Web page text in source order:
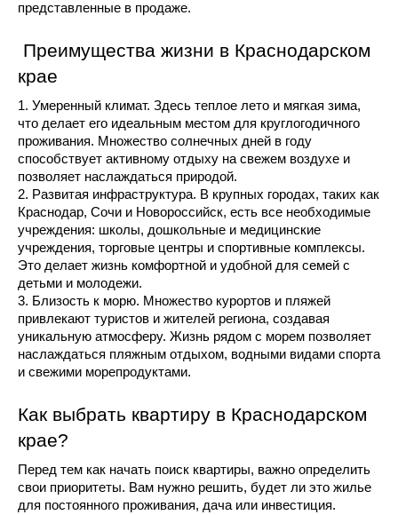
представленные в продаже.
Преимущества жизни в Краснодарском
крае
1. Умеренный климат. Здесь теплое лето и мягкая зима,
что делает его идеальным местом для круглогодичного
проживания. Множество солнечных дней в году
способствует активному отдыху на свежем воздухе и
позволяет наслаждаться природой.
2. Развитая инфраструктура. В крупных городах, таких как
Краснодар, Сочи и Новороссийск, есть все необходимые
учреждения: школы, дошкольные и медицинские
учреждения, торговые центры и спортивные комплексы.
Это делает жизнь комфортной и удобной для семей с
детьми и молодежи.
3. Близость к морю. Множество курортов и пляжей
привлекают туристов и жителей региона, создавая
уникальную атмосферу. Жизнь рядом с морем позволяет
наслаждаться пляжным отдыхом, водными видами спорта
и свежими морепродуктами.
Как выбрать квартиру в Краснодарском
крае?
Перед тем как начать поиск квартиры, важно определить
свои приоритеты. Вам нужно решить, будет ли это жилье
для постоянного проживания, дача или инвестиция.